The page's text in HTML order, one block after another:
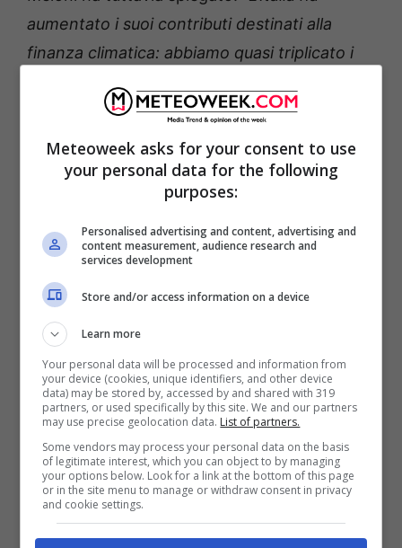
aumentato i suoi contributi destinati alla
finanza climatica: abbiamo quasi triplicato i
dollari per i prossimi cinque anni, includendo
840 milioni di euro stanziati attraverso il
nuovo Fondo italiano per il clima. Si tratta
della prima piattaforma italiana di
investimenti specificatamente dedicata allo
sviluppo delle tecnologie pulite e
all’adattamento ai cambiamenti climatici nelle
Nazioni in via di sviluppo”
Meteoweek asks for your consent to use
your personal data for the following
purposes:
Personalised advertising and content, advertising and
content measurement, audience research and
services development
Store and/or access information on a device
Learn more
Your personal data will be processed and information from
your device (cookies, unique identifiers, and other device
data) may be stored by, accessed by and shared with 319
partners, or used specifically by this site. We and our partners
may use precise geolocation data. List of partners.
Some vendors may process your personal data on the basis
of legitimate interest, which you can object to by managing
your options below. Look for a link at the bottom of this page
or in the site menu to manage or withdraw consent in privacy
and cookie settings.